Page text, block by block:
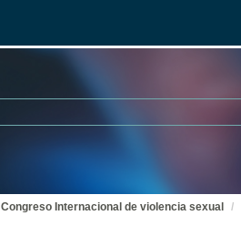
I Congreso Internacional de violencia sexual